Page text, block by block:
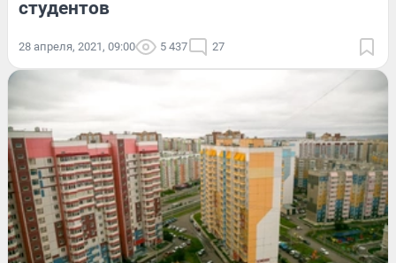
студентов
28 апреля, 2021, 09:00 5 437 27